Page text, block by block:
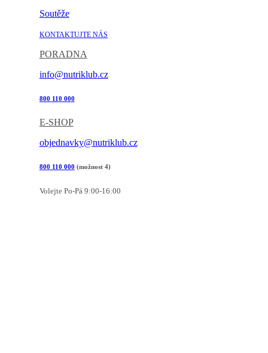
Soutěže
KONTAKTUJTE NÁS
PORADNA
info@nutriklub.cz
800 110 000
E-SHOP
objednavky@nutriklub.cz
800 110 000 (možnost 4)
Volejte Po-Pá 9:00-16:00